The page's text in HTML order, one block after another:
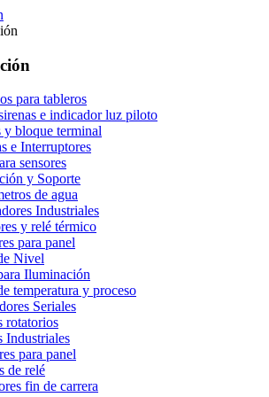
para tableros
e indicador luz piloto
y bloque terminal
e Interruptores
sensores
y Soporte
de agua
Industriales
y relé térmico
para panel
Nivel
Iluminación
temperatura y proceso
Seriales
rotatorios
Industriales
para panel
de relé
fin de carrera